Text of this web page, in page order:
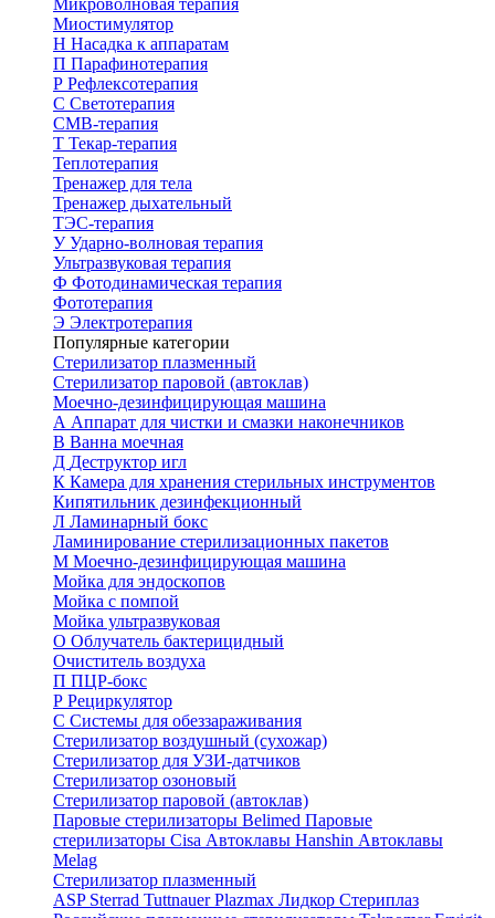
Микроволновая терапия
Миостимулятор
Н Насадка к аппаратам
П Парафинотерапия
Р Рефлексотерапия
С Светотерапия
СМВ-терапия
Т Текар-терапия
Теплотерапия
Тренажер для тела
Тренажер дыхательный
ТЭС-терапия
УУдарно-волновая терапия
Ультразвуковая терапия
Ф Фотодинамическая терапия
Фототерапия
Э Электротерапия
Популярные категории
Стерилизатор плазменный
Стерилизатор паровой (автоклав)
Моечно-дезинфицирующая машина
А Аппарат для чистки и смазки наконечников
В Ванна моечная
Д Деструктор игл
К Камера для хранения стерильных инструментов
Кипятильник дезинфекционный
Л Ламинарный бокс
Ламинирование стерилизационных пакетов
М Моечно-дезинфицирующая машина
Мойка для эндоскопов
Мойка с помпой
Мойка ультразвуковая
О Облучатель бактерицидный
Очиститель воздуха
П ПЦР-бокс
Р Рециркулятор
С Системы для обеззараживания
Стерилизатор воздушный (сухожар)
Стерилизатор для УЗИ-датчиков
Стерилизатор озоновый
Стерилизатор паровой (автоклав)
Паровые стерилизаторы Belimed Паровые
стерилизаторы Cisa Автоклавы Hanshin Автоклавы
Melag
Стерилизатор плазменный
ASP Sterrad Tuttnauer Plazmax Лидкор Стериплаз